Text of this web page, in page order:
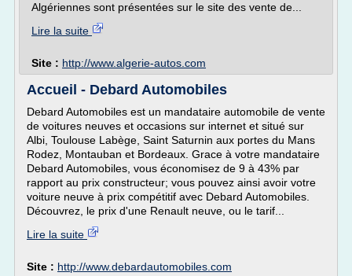
Algériennes sont présentées sur le site des vente de...
Lire la suite
Site : http://www.algerie-autos.com
Accueil - Debard Automobiles
Debard Automobiles est un mandataire automobile de vente
de voitures neuves et occasions sur internet et situé sur
Albi, Toulouse Labège, Saint Saturnin aux portes du Mans
Rodez, Montauban et Bordeaux. Grace à votre mandataire
Debard Automobiles, vous économisez de 9 à 43% par
rapport au prix constructeur; vous pouvez ainsi avoir votre
voiture neuve à prix compétitif avec Debard Automobiles.
Découvrez, le prix d'une Renault neuve, ou le tarif...
Lire la suite
Site : http://www.debardautomobiles.com